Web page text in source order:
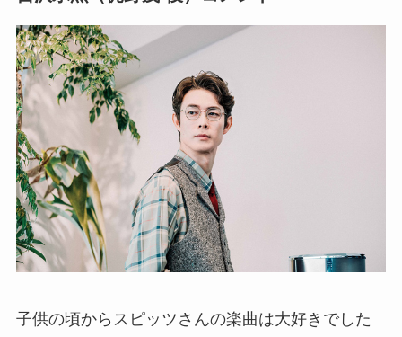
子供の頃からスピッツさんの楽曲は大好きでした